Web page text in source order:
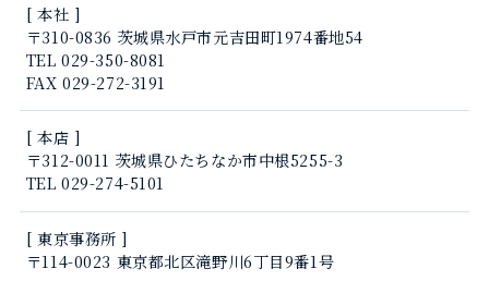
[ 本社 ]
〒310-0836 茨城県水戸市元吉田町1974番地54
TEL 029-350-8081
FAX 029-272-3191
[ 本店 ]
〒312-0011 茨城県ひたちなか市中根5255-3
TEL 029-274-5101
[ 東京事務所 ]
〒114-0023 東京都北区滝野川6丁目9番1号